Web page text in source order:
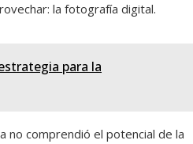
la fotografía digital.
para la
no comprendió el potencial de la